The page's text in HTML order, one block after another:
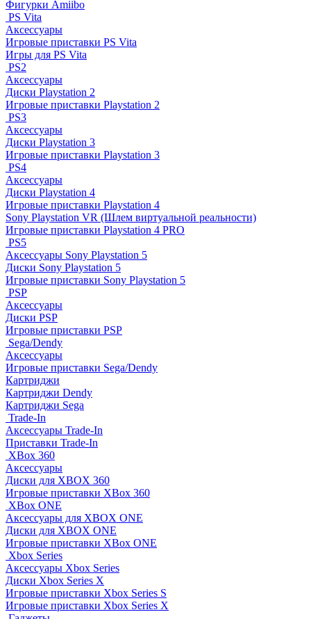
Фигурки Amiibo
PS Vita
Аксессуары
Игровые приставки PS Vita
Игры для PS Vita
PS2
Аксессуары
Диски Playstation 2
Игровые приставки Playstation 2
PS3
Аксессуары
Диски Playstation 3
Игровые приставки Playstation 3
PS4
Аксессуары
Диски Playstation 4
Игровые приставки Playstation 4
Sony Playstation VR (Шлем виртуальной реальности)
Игровые приставки Playstation 4 PRO
PS5
Аксессуары Sony Playstation 5
Диски Sony Playstation 5
Игровые приставки Sony Playstation 5
PSP
Аксессуары
Диски PSP
Игровые приставки PSP
Sega/Dendy
Аксессуары
Игровые приставки Sega/Dendy
Картриджи
Картриджи Dendy
Картриджи Sega
Trade-In
Аксессуары Trade-In
Приставки Trade-In
XBox 360
Аксессуары
Диски для XBOX 360
Игровые приставки XBox 360
XBox ONE
Аксессуары для XBOX ONE
Диски для XBOX ONE
Игровые приставки XBox ONE
Xbox Series
Аксессуары Xbox Series
Диски Xbox Series X
Игровые приставки Xbox Series S
Игровые приставки Xbox Series X